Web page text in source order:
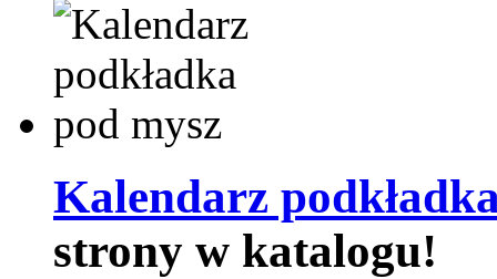
Kalendarz
strony w katalogu!